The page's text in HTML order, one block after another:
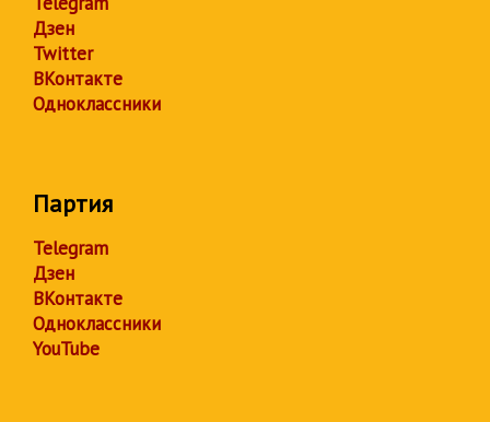
Дзен
Twitter
ВКонтакте
Одноклассники
Партия
Telegram
Дзен
ВКонтакте
Одноклассники
YouTube